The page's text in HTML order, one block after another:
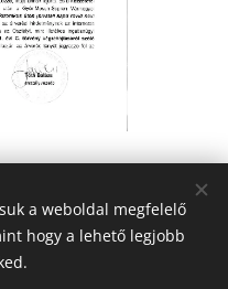
a weboldal megfelelő
hogy a lehető legjobb